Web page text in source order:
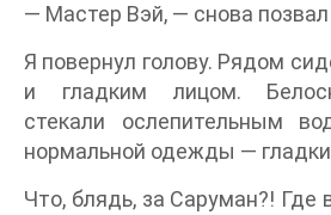
— Мастер Вэй, — снова позвал
Я повернул голову. Рядом
и гладким лицом.
стекали ослепительным
нормальной одежды —
Что, блядь, за Саруман?! Где